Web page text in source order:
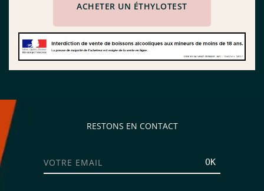
ACHETER UN ÉTHYLOTEST
RESTONS EN CONTACT
OK